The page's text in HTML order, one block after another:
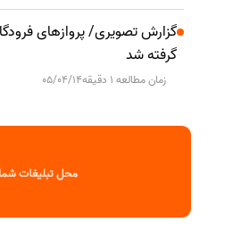
گزارش تصویری/ پروازهای
گرفته شد
زمان مطالعه 1 دقیقه 05/04/14